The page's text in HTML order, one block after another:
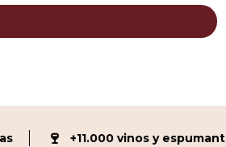
+11.000 vinos y espumante